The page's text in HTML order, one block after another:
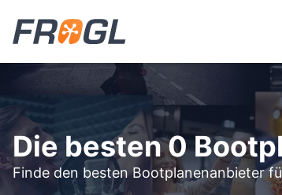
Die besten 0
Finde den besten Bootplanenanbieter